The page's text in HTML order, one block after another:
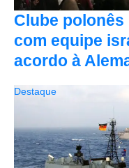
Clube
com equipe
acordo à
Destaque